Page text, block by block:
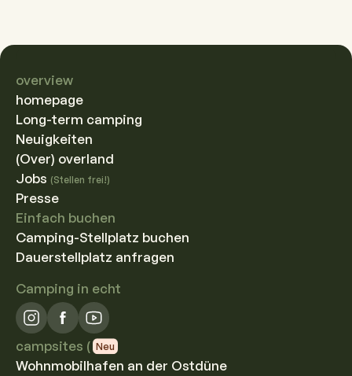
Region
overview
homepage
Long-term camping
Neuigkeiten
(Over) overland
Jobs (Stellen frei!)
Presse
Einfach buchen
Camping-Stellplatz buchen
Dauerstellplatz anfragen
Camping in echt
campsites ( Neu
Wohnmobilhafen an der Ostdüne